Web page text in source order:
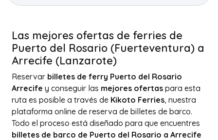
Las mejores ofertas de ferries de
Puerto del Rosario (Fuerteventura) a
Arrecife (Lanzarote)
Reservar billetes de ferry Puerto del Rosario
Arrecife y conseguir las mejores ofertas para esta
ruta es posible a través de Kikoto Ferries, nuestra
plataforma online de reserva de billetes de barco.
Todo el proceso está diseñado para que encuentres
billetes de barco de Puerto del Rosario a Arrecife